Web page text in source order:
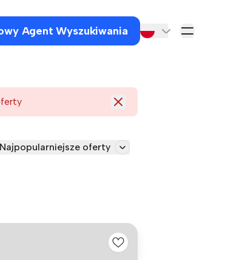
Agent Wyszukiwania
Najpopularniejsze oferty